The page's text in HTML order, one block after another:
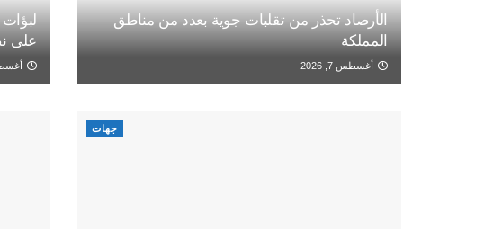
الأرصاد تحذر من تقلبات جوية بعدد من مناطق
المملكة
أغسطس 7, 2026
على
أغسطس
جهات